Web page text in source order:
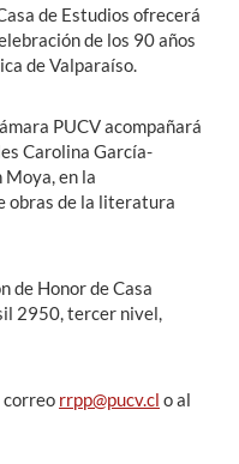
de Estudios ofrecerá
de los 90 años
de Valparaíso.
PUCV acompañará
Carolina García-
en la
obras de la literatura
de Honor de Casa
2950, tercer nivel,
correo rrpp@pucv.cl o al